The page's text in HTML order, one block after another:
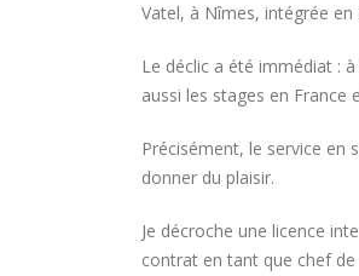
Vatel, à Nîmes, intégrée en
Le déclic a été immédiat :
aussi les stages en France
Précisément, le service en
donner du plaisir.
Je décroche une licence
contrat en tant que chef